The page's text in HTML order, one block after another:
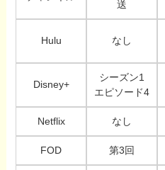
送
Hulu なし
Disney+
シーズン1
エピソード4
Netflix なし
FOD 第3回